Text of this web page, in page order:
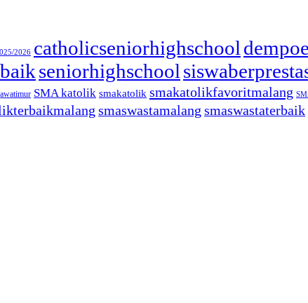
2026 catholicseniorhighschool
seniorhighschool
SMA katolik smakatolik smakatolikfavoritmalang
smaswastamalang smaswastaterbaik